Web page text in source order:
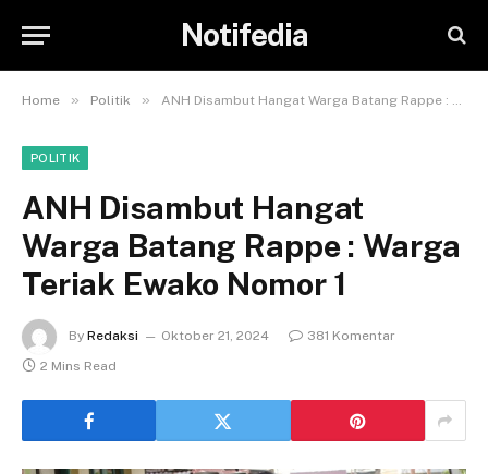
Notifedia
Home » Politik » ANH Disambut Hangat Warga Batang Rappe : Warga Teriak Ewako Nomor 1
POLITIK
ANH Disambut Hangat
Warga Batang Rappe : Warga
Teriak Ewako Nomor 1
By Redaksi Oktober 21, 2024
381 Komentar
2 Mins Read